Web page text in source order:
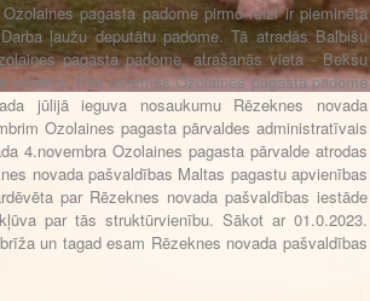
pagasta padome pirmo reizi ir pieminēta
ļaužu deputātu padome. Tā atradās Balbišu
pagasta padome, atrašanās vieta - Bekšu
Pēc reformas Ozolaines pagasta padome
jūlijā ieguva nosaukumu Rēzeknes novada
Ozolaines pagasta pārvaldes administratīvais
4.novembra Ozolaines pagasta pārvalde atrodas
novada pašvaldības Maltas pagastu apvienības
par Rēzeknes novada pašvaldības iestāde
par tās struktūrvienību. Sākot ar 01.0.2023.
un tagad esam Rēzeknes novada pašvaldības